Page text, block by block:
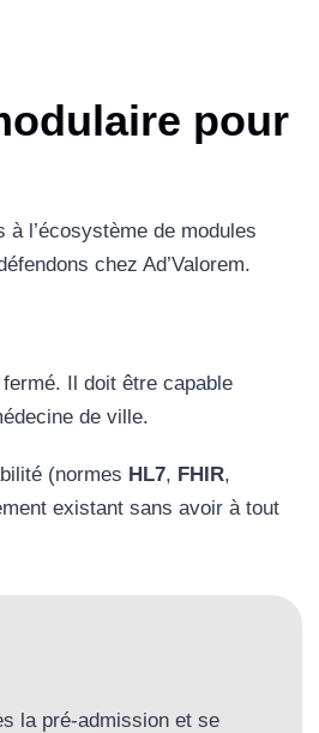
pour
l’écosystème de modules
chez Ad’Valorem.
Il doit être capable
de ville.
(normes HL7, FHIR,
existant sans avoir à tout
la pré-admission et se